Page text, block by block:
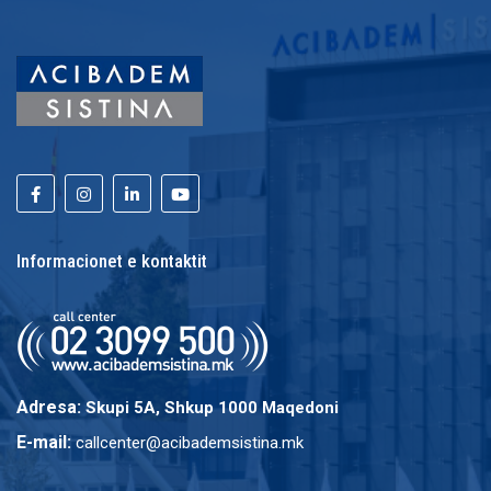
Informacionet e kontaktit
Adresa: Skupi 5A, Shkup 1000 Maqedoni
E-mail: callcenter@acibademsistina.mk